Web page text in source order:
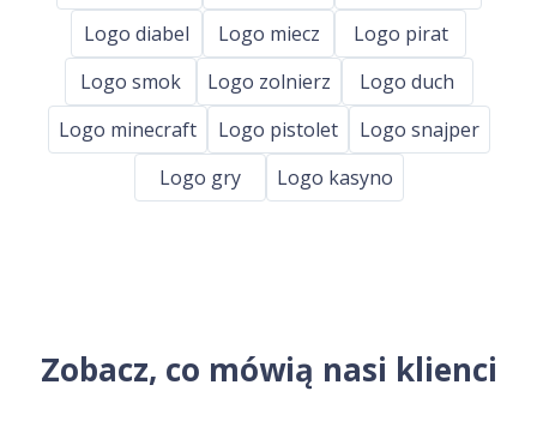
Logo diabel
Logo miecz
Logo pirat
Logo smok
Logo zolnierz
Logo duch
Logo minecraft
Logo pistolet
Logo snajper
Logo gry
Logo kasyno
Zobacz, co mówią nasi klienci